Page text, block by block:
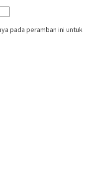
pada peramban ini untuk